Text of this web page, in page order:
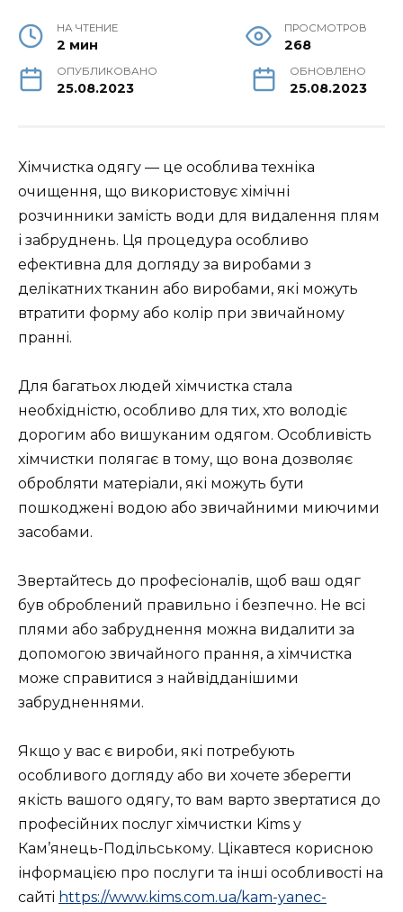
НА ЧТЕНИЕ
2 мин
ПРОСМОТРОВ
268
ОПУБЛИКОВАНО
25.08.2023
ОБНОВЛЕНО
25.08.2023
Хімчистка одягу — це особлива техніка
очищення, що використовує хімічні
розчинники замість води для видалення плям
і забруднень. Ця процедура особливо
ефективна для догляду за виробами з
делікатних тканин або виробами, які можуть
втратити форму або колір при звичайному
пранні.
Для багатьох людей хімчистка стала
необхідністю, особливо для тих, хто володіє
дорогим або вишуканим одягом. Особливість
хімчистки полягає в тому, що вона дозволяє
обробляти матеріали, які можуть бути
пошкоджені водою або звичайними миючими
засобами.
Звертайтесь до професіоналів, щоб ваш одяг
був оброблений правильно і безпечно. Не всі
плями або забруднення можна видалити за
допомогою звичайного прання, а хімчистка
може справитися з найвідданішими
забрудненнями.
Якщо у вас є вироби, які потребують
особливого догляду або ви хочете зберегти
якість вашого одягу, то вам варто звертатися до
професійних послуг хімчистки Kims у
Кам’янець-Подільському. Цікавтеся корисною
інформацією про послуги та інші особливості на
сайті https://www.kims.com.ua/kam-yanec-